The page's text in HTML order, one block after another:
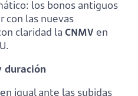
los bonos antiguos
con las nuevas
claridad la CNMVen
duración
igual ante las subidas